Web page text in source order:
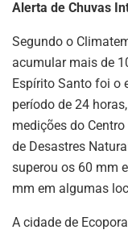
Alerta de Chuvas
Segundo o
acumular mais de
Espírito Santo foi o
período de 24
medições do
de Desastres
superou os 60 mm
mm em algumas
A cidade de